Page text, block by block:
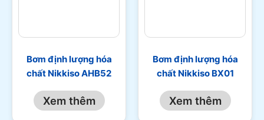
Bơm định lượng hóa
chất Nikkiso AHB52
Xem thêm
Bơm định lượng hóa
chất Nikkiso BX01
Xem thêm